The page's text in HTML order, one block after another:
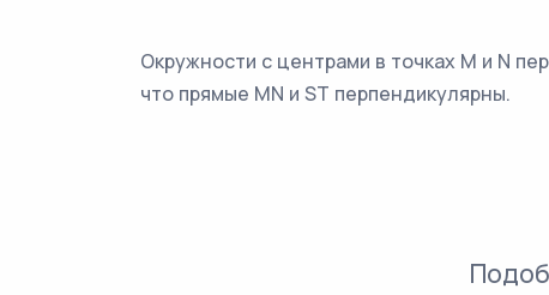
Окружности с центрами в точках M и N
что прямые MN и ST перпендикулярны.